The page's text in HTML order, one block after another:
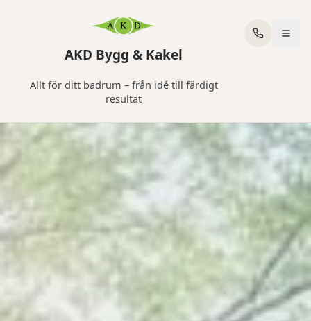
AKD Bygg & Kakel
Allt för ditt badrum – från idé till färdigt
resultat